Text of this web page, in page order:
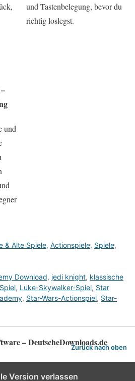
und Tastenbelegung, bevor du
richtig loslegst.
und
& Alte Spiele, Actionspiele, Spiele,
Download, jedi knight, klassische
, Luke-Skywalker-Spiel, Star
, Star-Wars-Actionspiel, Star-
– DeutscheDownloads.de
Zurück nach oben
Version verlassen